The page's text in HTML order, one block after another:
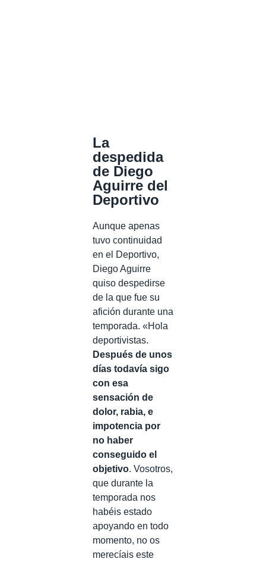
La
despedida
de Diego
Aguirre del
Deportivo
Aunque apenas
tuvo continuidad
en el Deportivo,
Diego Aguirre
quiso despedirse
de la que fue su
afición durante una
temporada. «Hola
deportivistas.
Después de unos
días todavía sigo
con esa
sensación de
dolor, rabia, e
impotencia por
no haber
conseguido el
objetivo. Vosotros,
que durante la
temporada nos
habéis estado
apoyando en todo
momento, no os
merecíais este